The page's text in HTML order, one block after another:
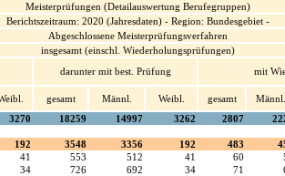
Meisterprüfungen (Detailauswertung Berufegruppen)
Berichtszeitraum: 2020 (Jahresdaten) - Region: Bundesgebiet -
Abgeschlossene Meisterprüfungsverfahren
insgesamt (einschl. Wiederholungsprüfungen)
darunter mit best. Prüfung
mit
gesamt Männl. Weibl. gesamt Männl.
3270 18259 14997 3262 2807
192 3548 3356 192 483
41 553 512 41 60
34 726 692 34 71